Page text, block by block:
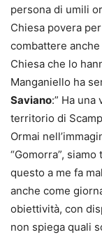
persona di umili
Chiesa povera
combattere
Chiesa che lo
Manganiello ha
Saviano:” Ha
territorio di
Ormai
“Gomorra”,
questo a me fa
anche come
obiettività, con
non spiega quali